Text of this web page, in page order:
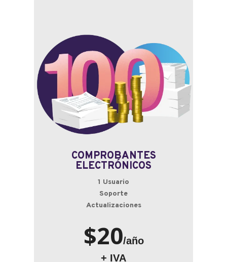
COMPROBANTES
ELECTRÓNICOS
1 Usuario
Soporte
Actualizaciones
$20/año
+ IVA